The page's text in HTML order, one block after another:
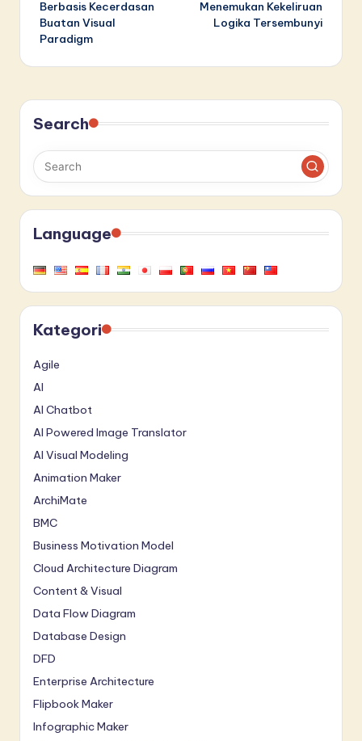
Berbasis Kecerdasan
Buatan Visual
Paradigm
Menemukan Kekeliruan
Logika Tersembunyi
Search
Language
Kategori
Agile
AI
AI Chatbot
AI Powered Image Translator
AI Visual Modeling
Animation Maker
ArchiMate
BMC
Business Motivation Model
Cloud Architecture Diagram
Content & Visual
Data Flow Diagram
Database Design
DFD
Enterprise Architecture
Flipbook Maker
Infographic Maker